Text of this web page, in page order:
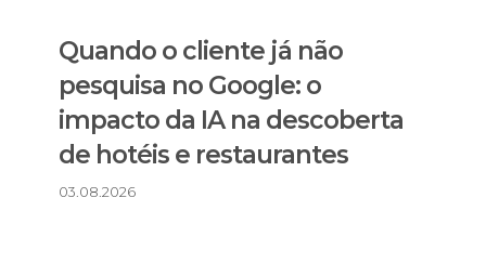
Quando o cliente já não
pesquisa no Google: o
impacto da IA na descoberta
de hotéis e restaurantes
03.08.2026